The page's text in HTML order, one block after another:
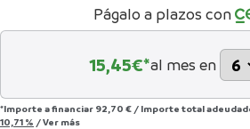
Págalo a plazos con
15,45€*al mes en
*Importe a financiar 92,70 € / Importe total
10,71 % /Ver más